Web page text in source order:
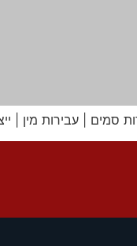
| עבירות מין |